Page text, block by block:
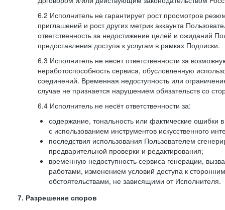
6.2 Исполнитель не гарантирует рост просмотров
приглашений и рост других метрик аккаунта
ответственность за недостижение целей и ожиданий
предоставления доступа к услугам в рамках Подписки.
6.3 Исполнитель не несет ответственности за
неработоспособность сервиса, обусловленную
соединений. Временная недоступность или
случае не признается нарушением обязательств со
6.4 Исполнитель не несёт ответственности за:
содержание, тональность или фактические ошибки
с использованием инструментов искусственного
последствия использования Пользователем
предварительной проверки и редактирования;
временную недоступность сервиса генерации,
работами, изменением условий доступа к
обстоятельствами, не зависящими от Исполнителя.
7. Разрешение споров